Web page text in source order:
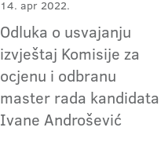
14. apr 2022.
Odluka o usvajanju
izvještaj Komisije za
ocjenu i odbranu
master rada kandidata
Ivane Androšević